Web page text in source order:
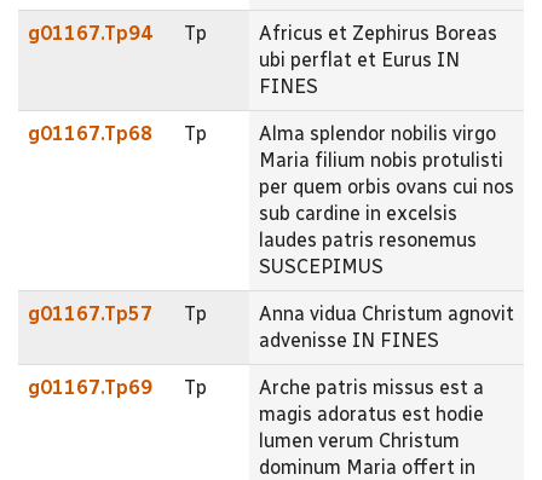
g01167.Tp94 Tp
Africus et Zephirus Boreas
ubi perflat et Eurus IN
FINES
g01167.Tp68 Tp
Alma splendor nobilis virgo
Maria filium nobis protulisti
per quem orbis ovans cui nos
sub cardine in excelsis
laudes patris resonemus
SUSCEPIMUS
g01167.Tp57 Tp
Anna vidua Christum agnovit
advenisse IN FINES
g01167.Tp69 Tp
Arche patris missus est a
magis adoratus est hodie
lumen verum Christum
dominum Maria offert in